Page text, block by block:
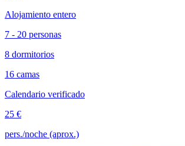
Alojamiento entero
7 - 20 personas
8 dormitorios
16 camas
Calendario verificado
25 €
pers./noche (aprox.)